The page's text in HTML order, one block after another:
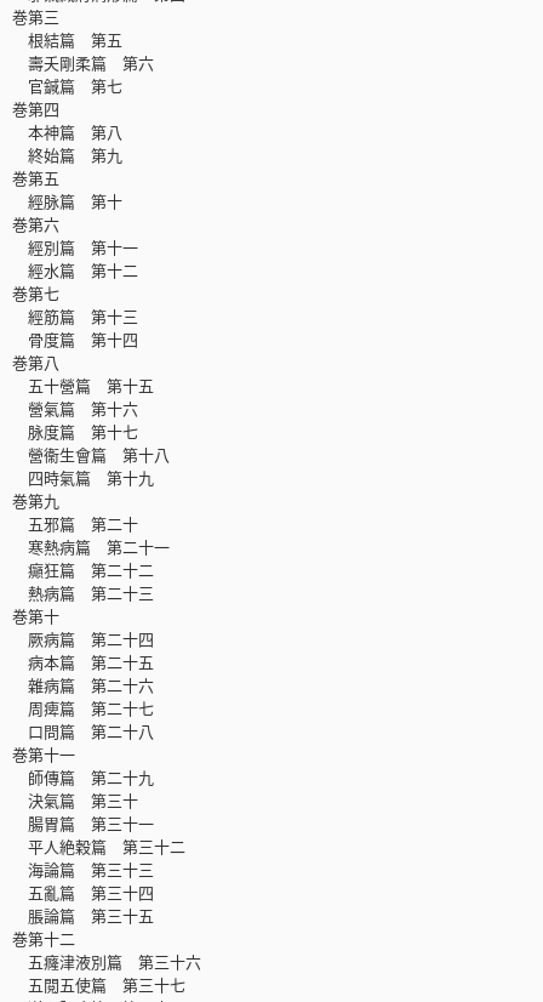
巻第三
根結篇 第五
壽夭剛柔篇 第六
官鍼篇 第七
巻第四
本神篇 第八
終始篇 第九
巻第五
經脉篇 第十
巻第六
經別篇 第十一
經水篇 第十二
巻第七
經筋篇 第十三
骨度篇 第十四
巻第八
五十營篇 第十五
營氣篇 第十六
脉度篇 第十七
營衞生會篇 第十八
四時氣篇 第十九
巻第九
五邪篇 第二十
寒熱病篇 第二十一
癲狂篇 第二十二
熱病篇 第二十三
巻第十
厥病篇 第二十四
病本篇 第二十五
雜病篇 第二十六
周痺篇 第二十七
口問篇 第二十八
巻第十一
師傳篇 第二十九
決氣篇 第三十
腸胃篇 第三十一
平人絶穀篇 第三十二
海論篇 第三十三
五亂篇 第三十四
脹論篇 第三十五
巻第十二
五癃津液別篇 第三十六
五閲五使篇 第三十七